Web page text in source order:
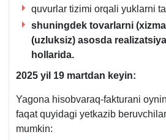
quvurlar tizimi orqali yuklarni
shuningdek tovarlarni
(uzluksiz) asosda
hollarida.
2025 yil 19 martdan keyin:
Yagona hisobvaraq-fakturani
faqat quyidagi yetkazib
mumkin: